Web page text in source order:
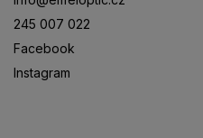
245 007 022
Facebook
Instagram